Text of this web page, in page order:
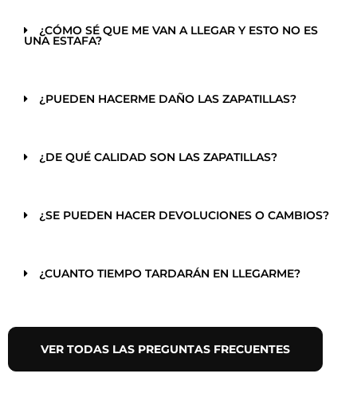
¿CÓMO SÉ QUE ME VAN A LLEGAR Y ESTO NO ES
UNA ESTAFA?
¿PUEDEN HACERME DAÑO LAS ZAPATILLAS?
¿DE QUÉ CALIDAD SON LAS ZAPATILLAS?
¿SE PUEDEN HACER DEVOLUCIONES O CAMBIOS?
¿CUANTO TIEMPO TARDARÁN EN LLEGARME?
VER TODAS LAS PREGUNTAS FRECUENTES